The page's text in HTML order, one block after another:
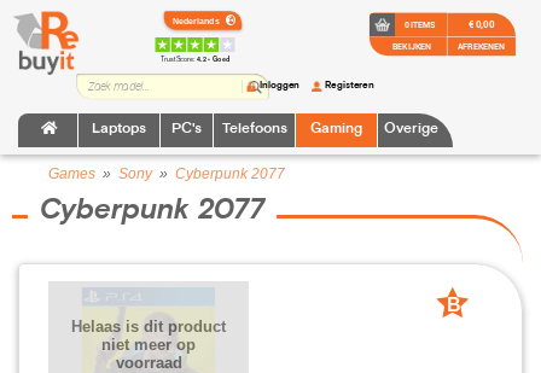
TrustScore:4.2 • Goed
Laptops PC's Telefoons Gaming Overige
Inloggen Registeren
0 ITEMS
BEKIJKEN
€ 0,00
AFREKENEN
Games » Sony» Cyberpunk 2077
Cyberpunk 2077
Helaas is dit product
niet meer op
voorraad
B